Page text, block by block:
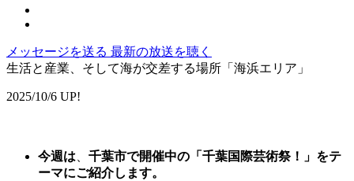
メッセージを送る 最新の放送を聴く
生活と産業、そして海が交差する場所「海浜エリア」
2025/10/6 UP!
今週は 千葉市で開催中の 「 千葉国際芸術祭！ 」 をテ
ーマにご紹介します。